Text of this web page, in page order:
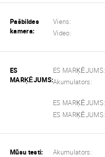
Pašbildes
kamera:
Viens:
Video:
ES
MARĶĒJUMS:
ES MARĶĒJUMS:
Akumulators:
ES MARĶĒJUMS:
ES MARĶĒJUMS:
Mūsu testi: Akumulators: